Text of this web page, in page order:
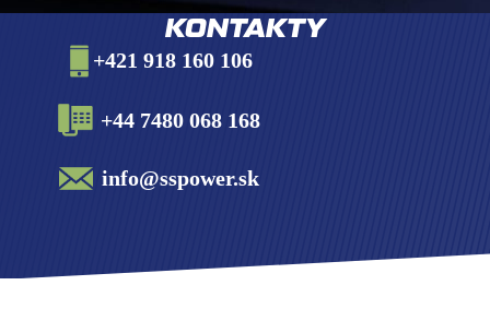
KONTAKTY
+421 918 160 106
+44 7480 068 168
info@sspower.sk